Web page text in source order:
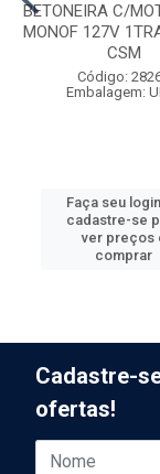
BETONEIRA C/
MONOF 127V
CSM
Código:
Embalagem:
Faça seu
cadastre-se
ver preços
comprar
Cadastre-
ofertas!